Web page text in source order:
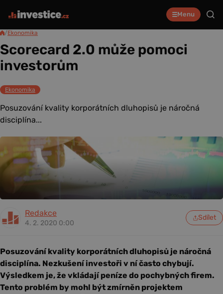
Menu
/Ekonomika
Scorecard 2.0 může pomoci
investorům
Ekonomika
Posuzování kvality korporátních dluhopisů je náročná
disciplína...
Redakce
4. 2. 2020 0:00
Sdílet
Posuzování kvality korporátních dluhopisů je náročná
disciplína. Nezkušení investoři v ní často chybují.
Výsledkem je, že vkládají peníze do pochybných firem.
Tento problém by mohl být zmírněn projektem